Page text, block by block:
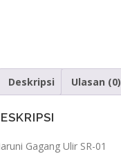
Deskripsi Ulasan (0)
Gagang Ulir SR-01